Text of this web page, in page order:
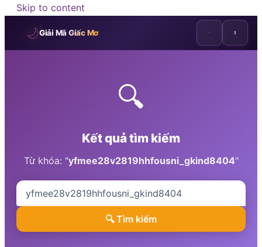
Skip to content
🌙Giải Mã Giấc Mơ
🔍
Kết quả tìm kiếm
Từ khóa: "yfmee28v2819hhfousni_gkind8404"
🔍 Tìm kiếm